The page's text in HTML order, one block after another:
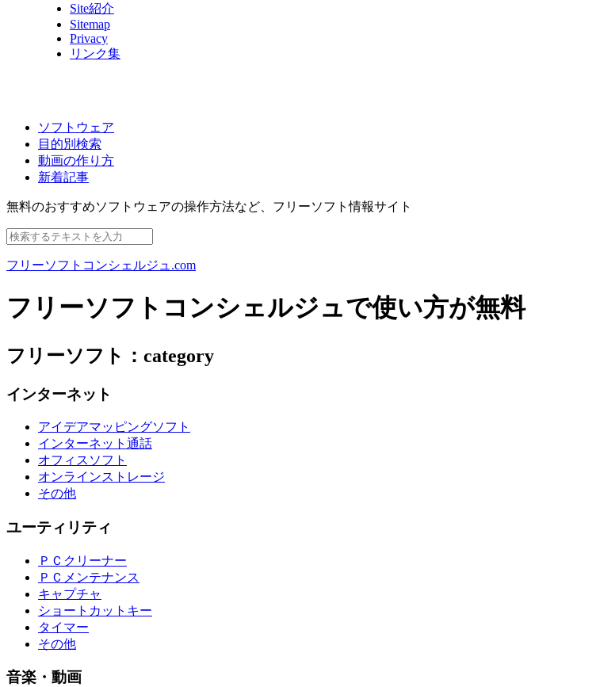
Site紹介
Sitemap
Privacy
リンク集
ソフトウェア
目的別検索
動画の作り方
新着記事
無料のおすすめソフトウェアの操作方法など、 フリーソフト情報サイト
フリーソフトコンシェルジュ.com
フリーソフトコンシェルジュで使い方が無料
フリーソフト：category
インターネット
アイデアマッピングソフト
インターネット通話
オフィスソフト
オンラインストレージ
その他
ユーティリティ
ＰＣクリーナー
ＰＣメンテナンス
キャプチャ
ショートカットキー
タイマー
その他
音楽・動画